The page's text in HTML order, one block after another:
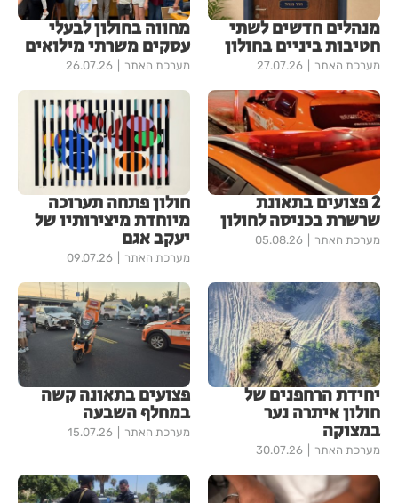
מנהלים חדשים לשתי
חטיבות ביניים בחולון
מערכת האתר 27.07.26
מחווה בחולון לבעלי
עסקים משרתי מילואים
מערכת האתר 26.07.26
2 פצועים בתאונת
שרשרת בכניסה לחולון
מערכת האתר 05.08.26
חולון פתחה תערוכה
מיוחדת מיצירותיו של
יעקב אגם
מערכת האתר 09.07.26
יחידת הרחפנים של
חולון איתרה נער
במצוקה
מערכת האתר 30.07.26
פצועים בתאונה קשה
במחלף השבעה
מערכת האתר 15.07.26